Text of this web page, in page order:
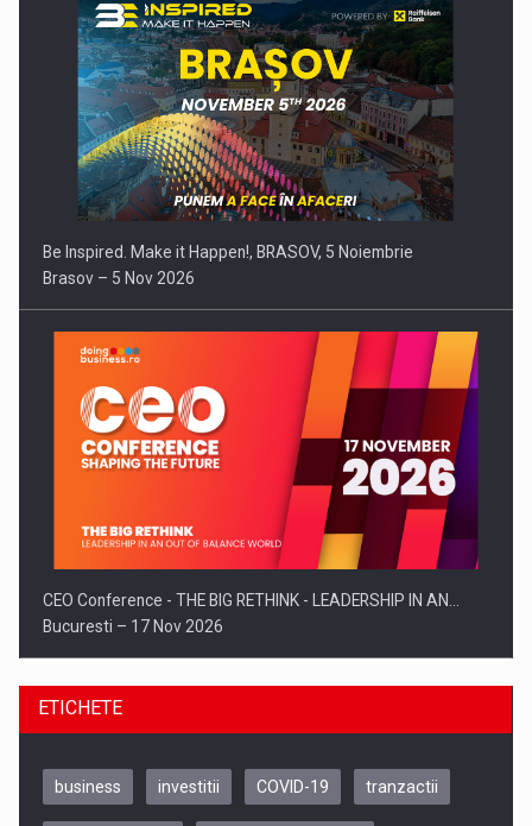
Be Inspired. Make it Happen!, BRASOV, 5 Noiembrie
Brasov – 5 Nov 2026
CEO Conference - THE BIG RETHINK - LEADERSHIP IN AN…
Bucuresti – 17 Nov 2026
ETICHETE
business investitii COVID-19 tranzactii